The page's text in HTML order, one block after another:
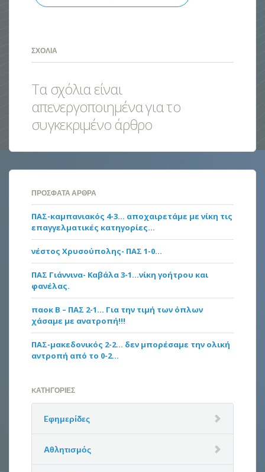
ΣΧΌΛΙΑ
Τα σχόλια είναι
απενεργοποιημένα για το
συγκεκριμένο άρθρο
ΠΡΌΣΦΑΤΑ ΆΡΘΡΑ
ΠΑΣ-καμπανιακός 4-3… αποχαιρετάμε με νίκη τις
επαγγελματικές κατηγορίες…
νέστος Χρυσούπολης- ΠΑΣ 1-0…
ΠΑΣ Γιάννινα- Καβάλα 3-1…νίκη γοήτρου και
φανέλας.
παοκ Β – ΠΑΣ 2-1… Για την τιμή των όπλων
χάσαμε με ανατροπή!!!
ΠΑΣ-μακεδονικός 2-2… δεν μπορέσαμε την ολική
αντροπή από το 0-2…
KΑΤΗΓΟΡΊΕΣ
Eφημερίδες
Αθλητισμός